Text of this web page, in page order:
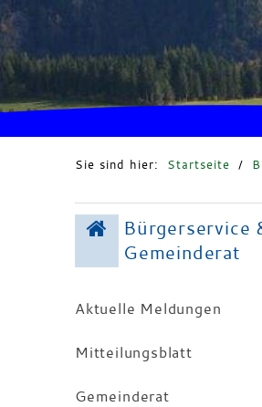
Sie sind hier: Startseite /
Bürgerservice
Gemeinderat
Aktuelle Meldungen
Mitteilungsblatt
Gemeinderat